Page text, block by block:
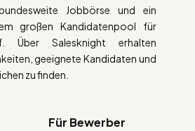
Jobbörse und ein
großen Kandidatenpool für
Über Salesknight erhalten
geeignete Kandidaten und
zu finden.
Für Bewerber